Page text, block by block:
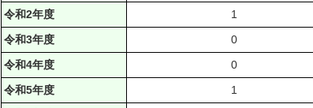
令和2年度 1
令和3年度
0
令和4年度
0
令和5年度
1